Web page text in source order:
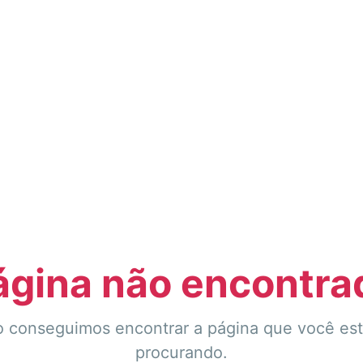
não
conseguimos encontrar a página que você
procurando.